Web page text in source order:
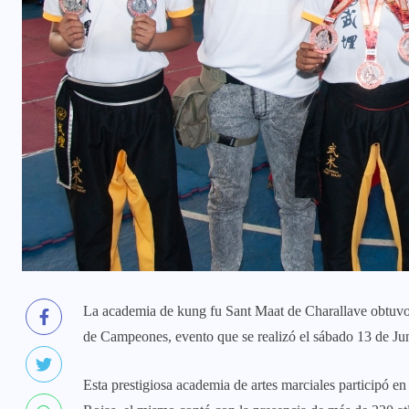
La academia de kung fu Sant Maat de Charallave
de Campeones, evento que se realizó el sábado 13 de
Esta prestigiosa academia de artes marciales participó